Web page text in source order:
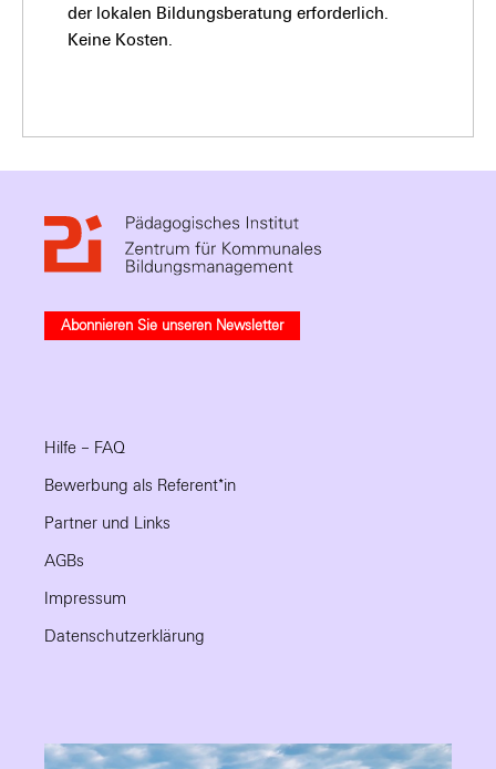
der lokalen Bildungsberatung erforderlich.
Keine Kosten.
Abonnieren Sie unseren Newsletter
Hilfe – FAQ
Bewerbung als Referent*in
Partner und Links
AGBs
Impressum
Datenschutzerklärung